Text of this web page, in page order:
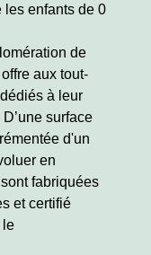
les enfants de 0
de
aux tout-
à leur
surface
d'un
en
fabriquées
et certifié
le